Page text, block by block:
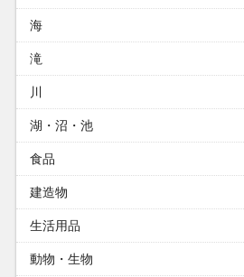
海
滝
川
湖・沼・池
食品
建造物
生活用品
動物・生物